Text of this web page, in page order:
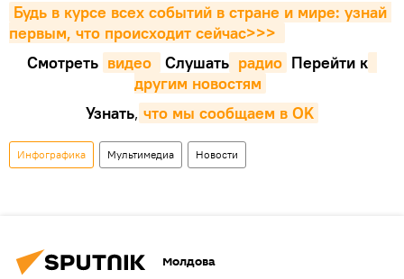
Будь в курсе всех событий в стране и мире: узнай
первым, что происходит сейчаc>>>
Смотреть видео Cлушать радио Перейти к
другим новостям
Узнать, что мы сообщаем в OK
Инфографика Мультимедиа Новости
Молдова